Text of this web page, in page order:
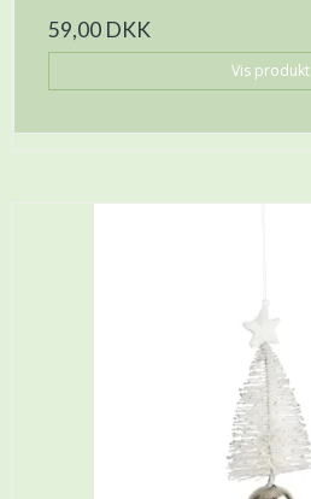
59,00 DKK
Vis produkt